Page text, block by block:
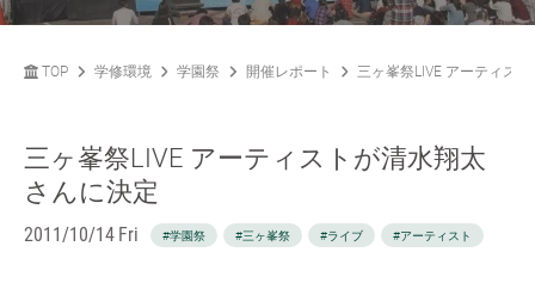
TOP 学修環境 学園祭 開催レポート 三ヶ峯祭LIVE アーティス
三ヶ峯祭LIVE アーティストが清水翔太
さんに決定
2011/10/14 Fri #学園祭 #三ヶ峯祭 #ライブ #アーティスト